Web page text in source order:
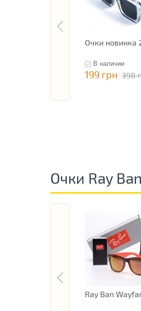
Очки новинка
В наличии
199 грн 398
Очки Ray Ban
Ray Ban